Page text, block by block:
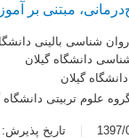
مبتنی بر
شناسی بالینی
دانشگاه گیلان
گیلان
علوم تربیتی دانشگاه
تاریخ پذیرش: 1398/06/12